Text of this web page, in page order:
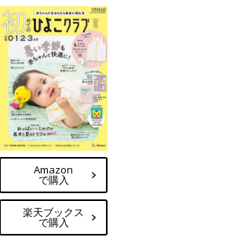
Amazon
で購入
楽天ブックス
で購入